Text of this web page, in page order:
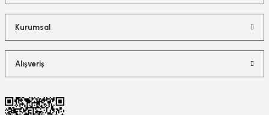
Kurumsal
Alışveriş